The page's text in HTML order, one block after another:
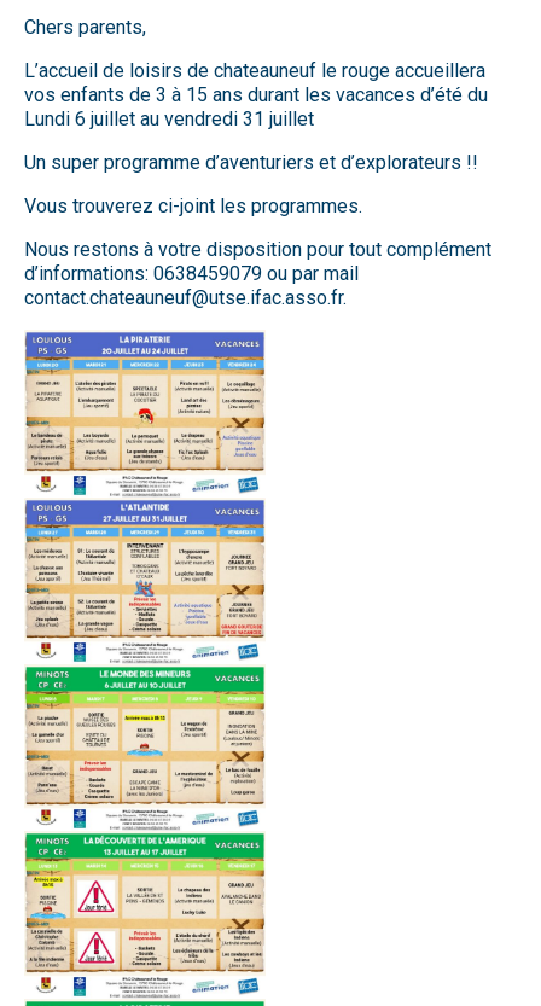
Chers parents,
L’accueil de loisirs de chateauneuf le rouge accueillera
vos enfants de 3 à 15 ans durant les vacances d’été du
Lundi 6 juillet au vendredi 31 juillet
Un super programme d’aventuriers et d’explorateurs !!
Vous trouverez ci-joint les programmes.
Nous restons à votre disposition pour tout complément
d’informations: 0638459079 ou par mail
contact.chateauneuf@utse.ifac.asso.fr.